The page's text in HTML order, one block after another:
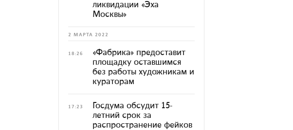
ликвидации «Эха
Москвы»
2 МАРТА 2022
18:26
«Фабрика» предоставит
площадку оставшимся
без работы художникам и
кураторам
17:23
Госдума обсудит 15-
летний срок за
распространение фейков